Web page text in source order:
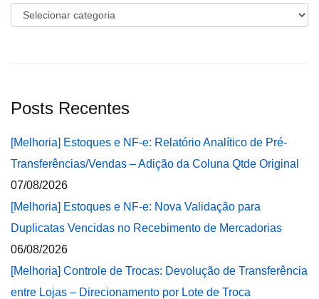
Categorias
Posts Recentes
[Melhoria] Estoques e NF-e: Relatório Analítico de Pré-
Transferências/Vendas – Adição da Coluna Qtde Original
07/08/2026
[Melhoria] Estoques e NF-e: Nova Validação para
Duplicatas Vencidas no Recebimento de Mercadorias
06/08/2026
[Melhoria] Controle de Trocas: Devolução de Transferência
entre Lojas – Direcionamento por Lote de Troca